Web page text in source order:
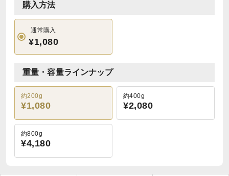
購入方法
通常購入
¥1,080
重量・容量ラインナップ
約200g
¥1,080
約400g
¥2,080
約800g
¥4,180